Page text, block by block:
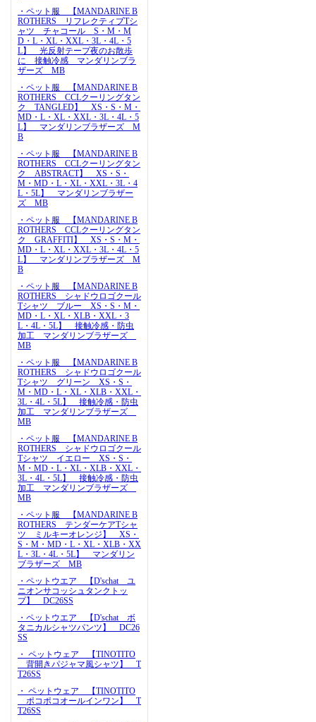
・ペット服 【MANDARINE B
ROTHERS リフレクティブTシ
ャツ チャコール S・M・M
D・L・XL・XXL・3L・4L・5
L】 光反射テープ夜のお散歩
に 接触冷感 マンダリンブラ
ザーズ MB
・ペット服 【MANDARINE B
ROTHERS CCLクーリングタン
ク TANGLED】 XS・S・M・
MD・L・XL・XXL・3L・4L・5
L】 マンダリンブラザーズ M
B
・ペット服 【MANDARINE B
ROTHERS CCLクーリングタン
ク ABSTRACT】 XS・S・
M・MD・L・XL・XXL・3L・4
L・5L】 マンダリンブラザー
ズ MB
・ペット服 【MANDARINE B
ROTHERS CCLクーリングタン
ク GRAFFITI】 XS・S・M・
MD・L・XL・XXL・3L・4L・5
L】 マンダリンブラザーズ M
B
・ペット服 【MANDARINE B
ROTHERS シャドウロゴクール
Tシャツ ブルー XS・S・M・
MD・L・XL・XLB・XXL・3
L・4L・5L】 接触冷感・防虫
加工 マンダリンブラザーズ
MB
・ペット服 【MANDARINE B
ROTHERS シャドウロゴクール
Tシャツ グリーン XS・S・
M・MD・L・XL・XLB・XXL・
3L・4L・5L】 接触冷感・防虫
加工 マンダリンブラザーズ
MB
・ペット服 【MANDARINE B
ROTHERS シャドウロゴクール
Tシャツ イエロー XS・S・
M・MD・L・XL・XLB・XXL・
3L・4L・5L】 接触冷感・防虫
加工 マンダリンブラザーズ
MB
・ペット服 【MANDARINE B
ROTHERS テンダーケアTシャ
ツ ミルキーオレンジ】 XS・
S・M・MD・L・XL・XLB・XX
L・3L・4L・5L】 マンダリン
ブラザーズ MB
・ペットウエア 【D'schat ユ
ニオンサコッシュタンクトッ
プ】 DC26SS
・ペットウエア 【D'schat ボ
タニカルシャツパンツ】 DC26
SS
・ ペットウェア 【TINOTITO
背開きパジャマ風シャツ】 T
T26SS
・ ペットウェア 【TINOTITO
ポコポコオールインワン】 T
T26SS